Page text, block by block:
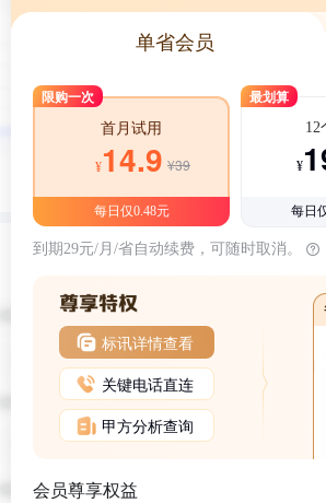
单省会员
限购一次
首月试用
¥14.9 ¥39
每日仅0.48元
最划算
12
¥
每日
到期29元/月/省自动续费，可随时取消。
标讯详情查看
关键电话直连
甲方分析查询
会员尊享权益